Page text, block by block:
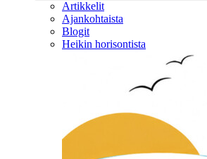
Artikkelit
Ajankohtaista
Blogit
Heikin horisontista